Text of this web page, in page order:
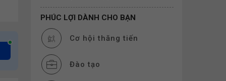
PHÚC LỢI DÀNH CHO BẠN
Cơ hội thăng tiến
Đào tạo